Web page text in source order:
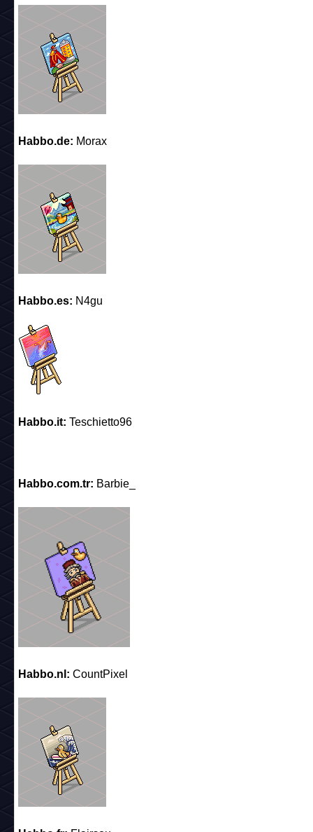
Habbo.de: Morax
Habbo.es: N4gu
Habbo.it: Teschietto96
Habbo.com.tr: Barbie_
Habbo.nl: CountPixel